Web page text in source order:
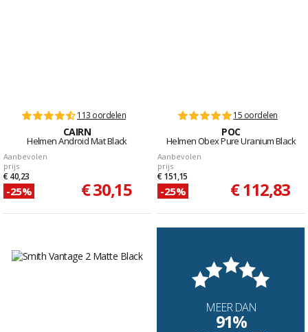
113 oordelen
CAIRN
Helmen Android Mat Black
Aanbevolen
prijs
€ 40,23
-25% € 30,15
15 oordelen
POC
Helmen Obex Pure Uranium Black
Aanbevolen
prijs
€ 151,15
-25% € 112,83
MEER DAN
91%